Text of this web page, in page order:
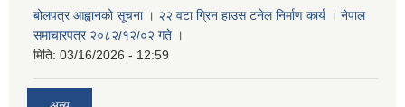
बोलपत्र आह्वानको सूचना । २२ वटा ग्रिन हाउस टनेल निर्माण कार्य । नेपाल
समाचारपत्र २०८२/१२/०२ गते ।
मिति: 03/16/2026 - 12:59